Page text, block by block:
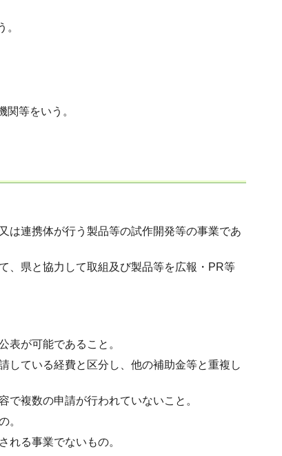
等をいう。
は連携体が行う製品等の試作開発等の事業であ
、県と協力して取組及び製品等を広報・PR等
表が可能であること。
している経費と区分し、他の補助金等と重複し
複数の申請が行われていないこと。
。
れる事業でないもの。